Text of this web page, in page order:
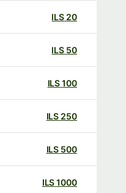
20
ILS
50
ILS
100
ILS
250
ILS
500
ILS
1000
ILS